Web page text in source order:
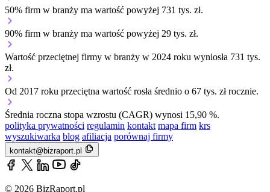
50% firm w branży ma wartość powyżej 731 tys. zł.
90% firm w branży ma wartość powyżej 29 tys. zł.
Wartość przeciętnej firmy w branży w 2024 roku wyniosła 731 tys.
zł.
Od 2017 roku przeciętna wartość rosła średnio o 67 tys. zł rocznie.
Średnia roczna stopa wzrostu (CAGR) wynosi 15,90 %.
polityka prywatności regulamin kontakt mapa firm krs
wyszukiwarka blog afiliacja porównaj firmy
kontakt@bizraport.pl
© 2026 BizRaport.pl